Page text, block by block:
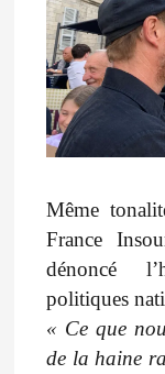
Même
France
dénoncé
politiques
« Ce que
de la haine